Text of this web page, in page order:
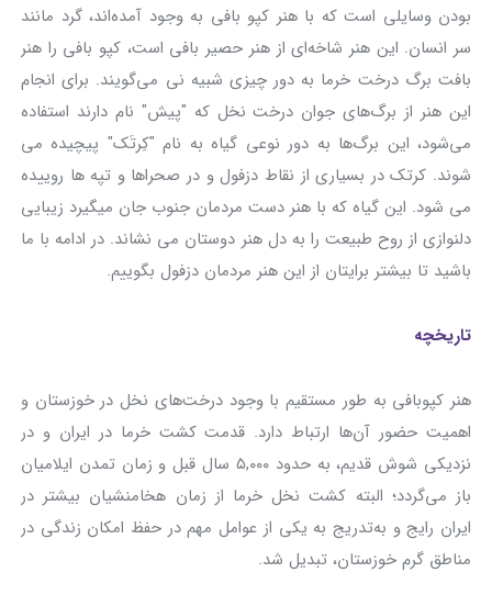
بودن وسایلی است که با هنر کپو بافی به وجود آمده‌اند، گرد مانند
سر انسان. این هنر شاخه‌ای از هنر حصیر بافی است، کپو بافی را هنر
بافت برگ درخت خرما به دور چیزی شبیه نی می‌گویند. برای انجام
این هنر از برگ‌های جوان درخت نخل که "پیش" نام دارند استفاده
می‌شود، این برگ‌ها به دور نوعی گیاه به نام "کِرتَک" پیچیده می
شوند. کرتک در بسیاری از نقاط دزفول و در صحراها و تپه ها روییده
می شود. این گیاه که با هنر دست مردمان جنوب جان میگیرد زیبایی
دلنوازی از روح طبیعت را به دل هنر دوستان می نشاند. در ادامه با ما
باشید تا بیشتر برایتان از این هنر مردمان دزفول بگوییم.
تاریخچه
هنر کپوبافی به‌ طور مستقیم با وجود درخت‌های نخل در خوزستان و
اهمیت حضور آن‌ها ارتباط دارد. قدمت کشت خرما در ایران و در
نزدیکی شوش قدیم، به حدود ۵,۰۰۰ سال قبل و زمان تمدن ایلامیان
باز می‌گردد؛ البته کشت نخل خرما از زمان هخامنشیان بیشتر در
ایران رایج و به‌تدریج به یکی از عوامل مهم در حفظ امکان زندگی در
مناطق گرم خوزستان، تبدیل شد.